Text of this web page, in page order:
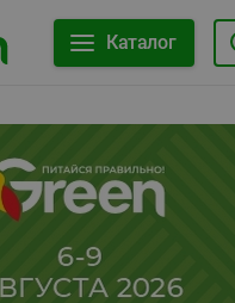
Каталог